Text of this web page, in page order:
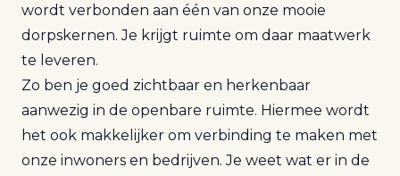
wordt verbonden aan één van onze mooie
dorpskernen. Je krijgt ruimte om daar maatwerk
te leveren.
Zo ben je goed zichtbaar en herkenbaar
aanwezig in de openbare ruimte. Hiermee wordt
het ook makkelijker om verbinding te maken met
onze inwoners en bedrijven. Je weet wat er in de